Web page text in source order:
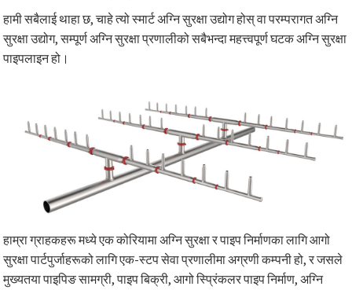
हामी सबैलाई थाहा छ, चाहे त्यो स्मार्ट अग्नि सुरक्षा उद्योग होस् वा परम्परागत अग्नि
सुरक्षा उद्योग, सम्पूर्ण अग्नि सुरक्षा प्रणालीको सबैभन्दा महत्त्वपूर्ण घटक अग्नि सुरक्षा
पाइपलाइन हो।
हाम्रा ग्राहकहरू मध्ये एक कोरियामा अग्नि सुरक्षा र पाइप निर्माणका लागि आगो
सुरक्षा पार्टपुर्जाहरूको लागि एक-स्टप सेवा प्रणालीमा अग्रणी कम्पनी हो, र जसले
मुख्यतया पाइपिङ सामग्री, पाइप बिक्री, आगो स्प्रिंकलर पाइप निर्माण, अग्नि